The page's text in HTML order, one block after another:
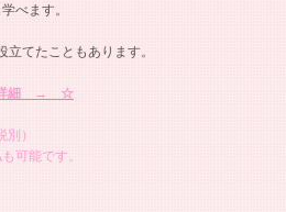
べます。
てたこともあります。
詳細 → ☆
）
可能です。